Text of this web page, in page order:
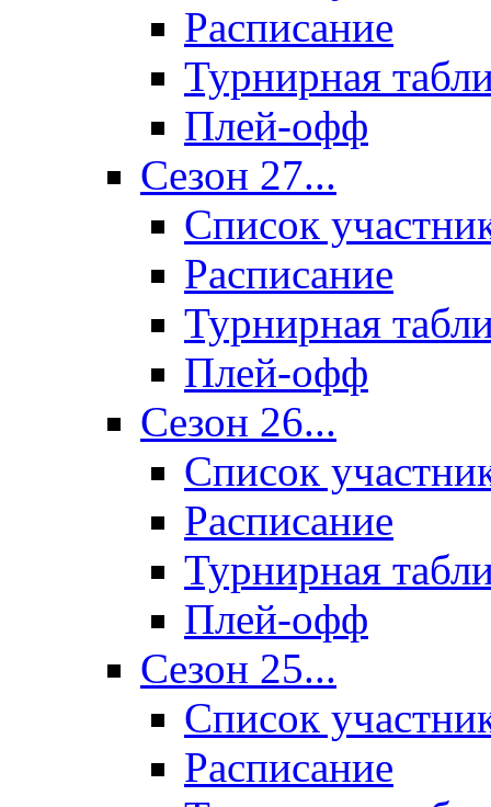
Расписание
Турнирная
Плей-офф
Сезон 27...
Список
Расписание
Турнирная
Плей-офф
Сезон 26...
Список
Расписание
Турнирная
Плей-офф
Сезон 25...
Список
Расписание